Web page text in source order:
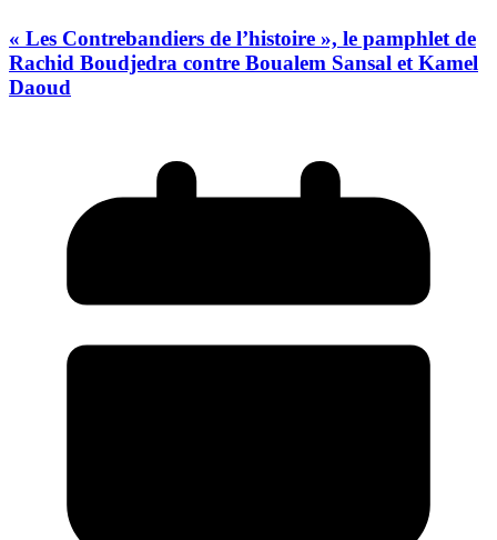
« Les Contrebandiers de l’histoire », le pamphlet de
Rachid Boudjedra contre Boualem Sansal et Kamel
Daoud